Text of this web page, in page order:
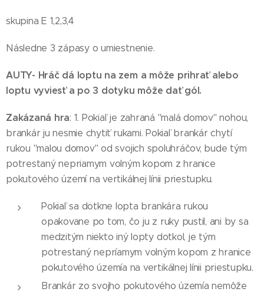
skupina E 1,2,3,4
Následne 3 zápasy o umiestnenie.
AUTY- Hráč dá loptu na zem a môže prihrať alebo
loptu vyviesť a po 3 dotyku môže dať gól.
Zakázaná hra: 1. Pokiaľ je zahraná "malá domov" nohou,
brankár ju nesmie chytiť rukami. Pokiaľ brankár chytí
rukou "malou domov" od svojich spoluhráčov, bude tým
potrestaný nepriamym volným kopom z hranice
pokutového území na vertikálnej línii priestupku.
Pokiaľ sa dotkne lopta brankára rukou
opakovane po tom, čo ju z ruky pustil, ani by sa
medzitým niekto iný lopty dotkol, je tým
potrestaný nepríamym volným kopom z hranice
pokutového územía na vertikálnej línii priestupku.
Brankár zo svojho pokutového územía nemôže